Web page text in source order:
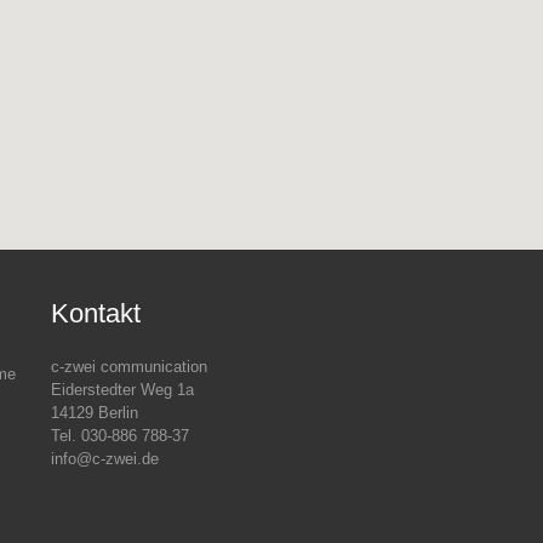
Kontakt
c-zwei communication
Eiderstedter Weg 1a
14129 Berlin
Tel. 030-886 788-37
info@c-zwei.de